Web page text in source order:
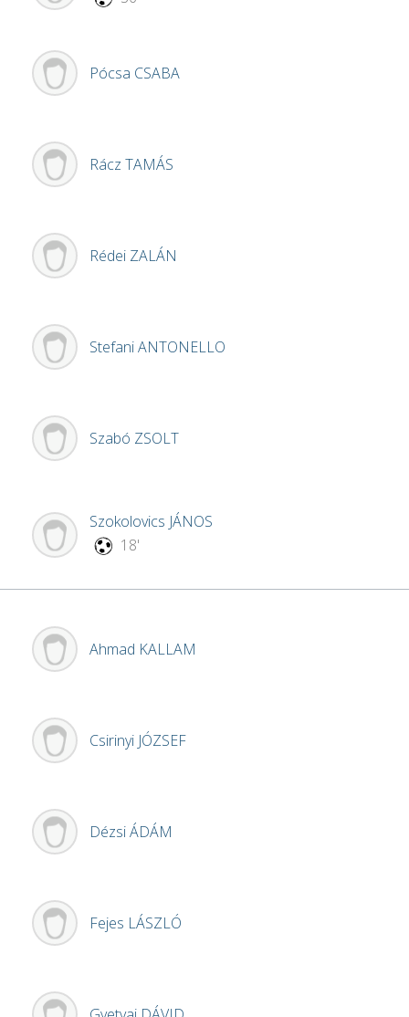
Pócsa CSABA
Rácz TAMÁS
Rédei ZALÁN
StefaniANTONELLO
Szabó ZSOLT
Szokolovics JÁNOS
18'
Ahmad KALLAM
Csirinyi JÓZSEF
DézsiÁDÁM
Fejes LÁSZLÓ